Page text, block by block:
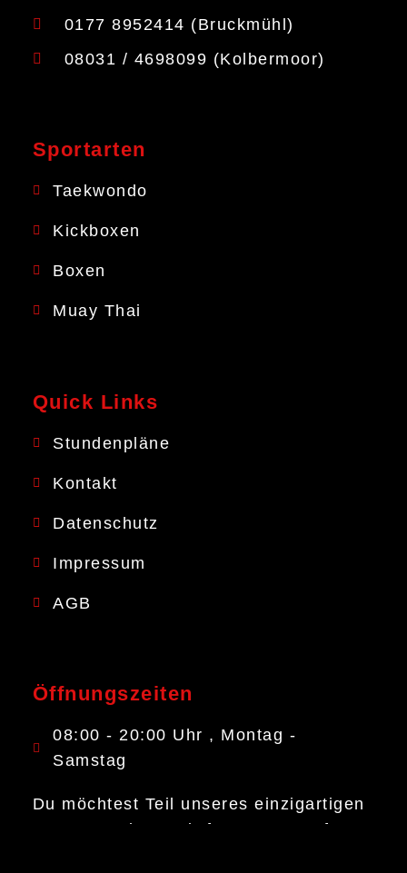
0177 8952414 (Bruckmühl)
08031 / 4698099 (Kolbermoor)
Sportarten
Taekwondo
Kickboxen
Boxen
Muay Thai
Quick Links
Stundenpläne
Kontakt
Datenschutz
Impressum
AGB
Öffnungszeiten
08:00 - 20:00 Uhr , Montag -
Samstag
Du möchtest Teil unseres einzigartigen
Teams werden? Wir freuen uns auf